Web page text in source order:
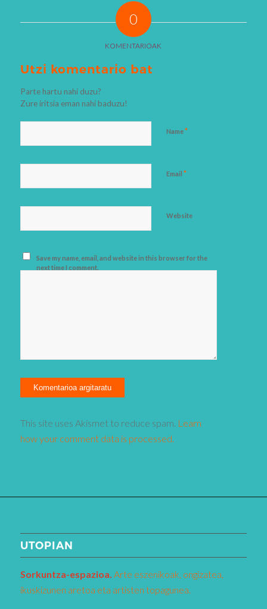
0
KOMENTARIOAK
Utzi komentario bat
Parte hartu nahi duzu?
Zure iritsia eman nahi baduzu!
Name*
Email *
Website
Save my name, email, and website in this browser for the
next time I comment.
This site uses Akismet to reduce spam. Learn
how your comment data is processed.
UTOPIAN
Sorkuntza-espazioa. Arte eszenikoak, ongizatea,
ikuskizunen aretoa eta artisten topagunea.